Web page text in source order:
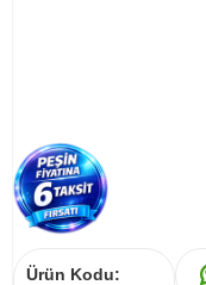
Ürün Kodu: